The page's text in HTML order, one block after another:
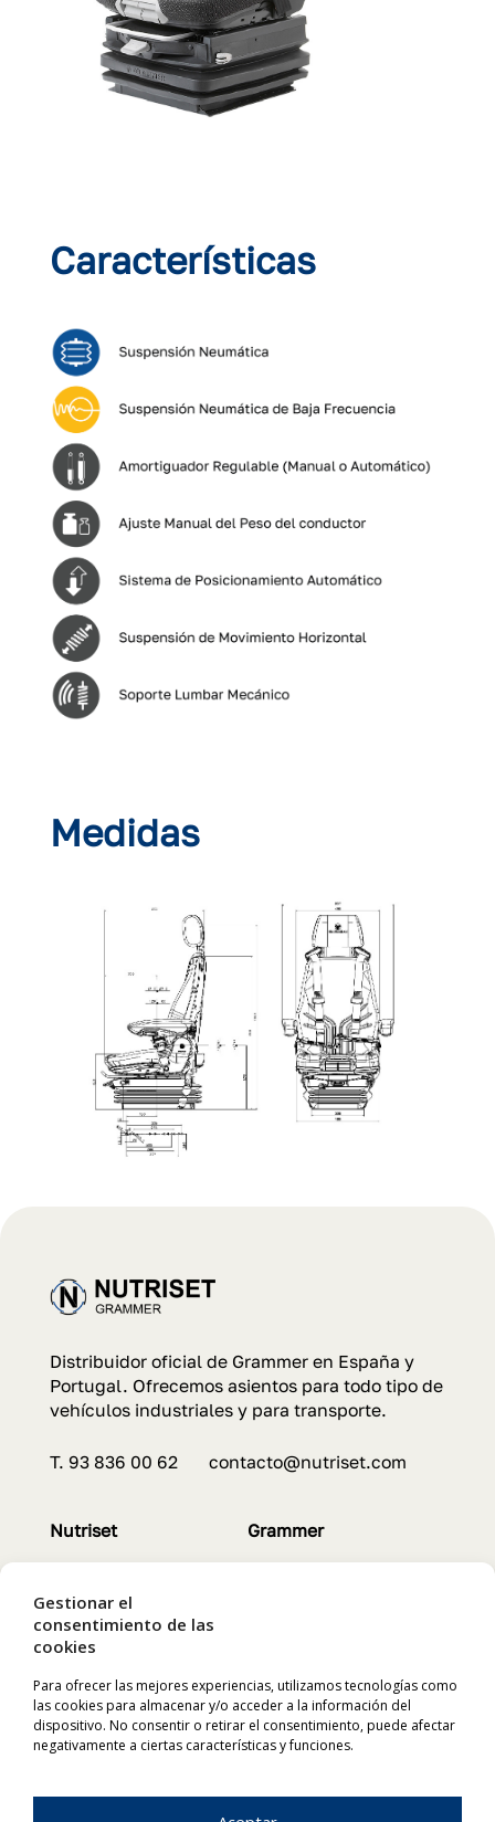
Gestionar el
consentimiento de las
cookies
Para ofrecer las mejores experiencias, utilizamos tecnologías como
las cookies para almacenar y/o acceder a la información del
dispositivo. No consentir o retirar el consentimiento, puede afectar
negativamente a ciertas características y funciones.
Características
Medidas
Distribuidor oficial de Grammer en España y
Portugal. Ofrecemos asientos para todo tipo de
vehículos industriales y para transporte.
T. 93 836 00 62 contacto@nutriset.com
Nutriset
Contacto
Grammer
Chapron
Animales
Productos
Labaronne
Depósitos flexibles
Características